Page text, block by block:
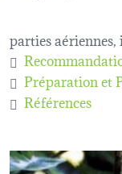
parties
Préparation et
Références